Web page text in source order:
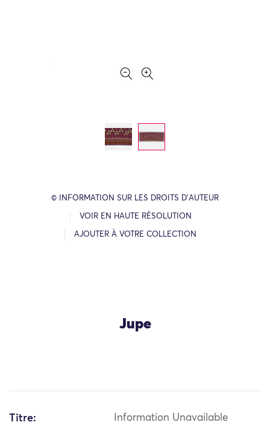
© INFORMATION SUR LES DROITS D’AUTEUR
VOIR EN HAUTE RÉSOLUTION
AJOUTER À VOTRE COLLECTION
Jupe
Titre: Information Unavailable